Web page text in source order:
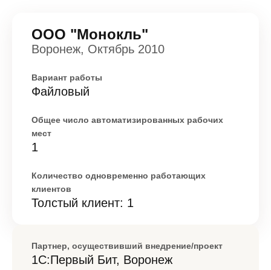
ООО "Монокль"
Воронеж, Октябрь 2010
Вариант работы
Файловый
Общее число автоматизированных рабочих
мест
1
Количество одновременно работающих
клиентов
Толстый клиент: 1
Партнер, осуществивший внедрение/проект
1С:Первый Бит, Воронеж